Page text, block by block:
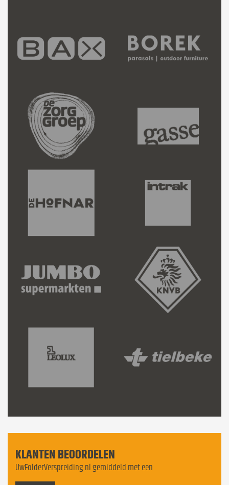
KLANTEN BEOORDELEN
UwFolderVerspreiding.nl gemiddeld met een